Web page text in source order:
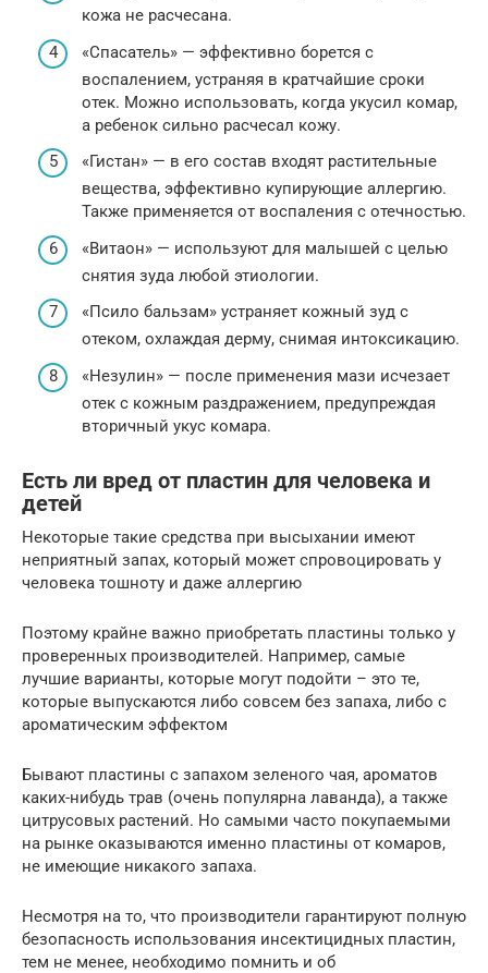
кожа не расчесана.
«Спасатель» — эффективно борется с
воспалением, устраняя в кратчайшие сроки
отек. Можно использовать, когда укусил комар,
а ребенок сильно расчесал кожу.
«Гистан» — в его состав входят растительные
вещества, эффективно купирующие аллергию.
Также применяется от воспаления с отечностью.
«Витаон» — используют для малышей с целью
снятия зуда любой этиологии.
«Псило бальзам» устраняет кожный зуд с
отеком, охлаждая дерму, снимая интоксикацию.
«Незулин» — после применения мази исчезает
отек с кожным раздражением, предупреждая
вторичный укус комара.
Есть ли вред от пластин для человека и
детей
Некоторые такие средства при высыхании имеют
неприятный запах, который может спровоцировать у
человека тошноту и даже аллергию
Поэтому крайне важно приобретать пластины только у
проверенных производителей. Например, самые
лучшие варианты, которые могут подойти – это те,
которые выпускаются либо совсем без запаха, либо с
ароматическим эффектом
Бывают пластины с запахом зеленого чая, ароматов
каких-нибудь трав (очень популярна лаванда), а также
цитрусовых растений. Но самыми часто покупаемыми
на рынке оказываются именно пластины от комаров,
не имеющие никакого запаха.
Несмотря на то, что производители гарантируют полную
безопасность использования инсектицидных пластин,
тем не менее, необходимо помнить и об